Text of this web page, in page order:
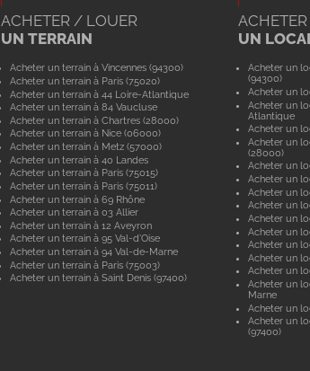
ACHETER / LOUER
UN TERRAIN
Acheter un terrain à Vincennes (94300)
Acheter un terrain à Paris (75020)
Acheter un terrain à 44 Loire-Atlantique
Acheter un terrain à 84 Vaucluse
Acheter un terrain à Chartres (28000)
Acheter un terrain à Nice (06000)
Acheter un terrain à Metz (57000)
Acheter un terrain à 40 Landes
Acheter un terrain à Paris (75015)
Acheter un terrain à Paris (75011)
Acheter un terrain à 69 Rhône
Acheter un terrain à 03 Allier
Acheter un terrain à 12 Aveyron
Acheter un terrain à 95 Val-d'Oise
Acheter un terrain à 94 Val-de-Marne
Acheter un terrain à Paris (75003)
Acheter un terrain à Saint Denis (97400)
UN
Acheter un
(94300)
Acheter un
Acheter un
Atlantique
Acheter un
Acheter un
(28000)
Acheter un
Acheter un
Acheter un
Acheter un
Acheter un
Acheter un
Acheter un
Acheter un
Acheter un
Acheter un
Marne
Acheter un
Acheter un
(97400)